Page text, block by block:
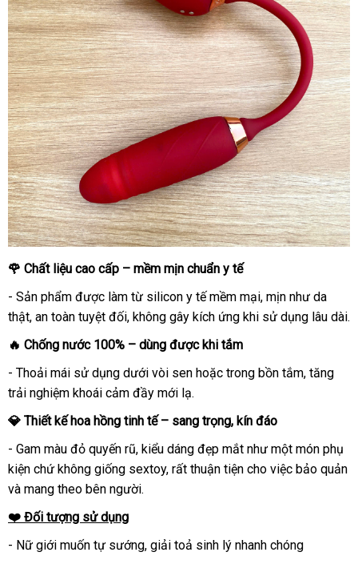
🌹 Chất liệu cao cấp – mềm mịn chuẩn y tế
- Sản phẩm được làm từ silicon y tế mềm mại, mịn như da
thật, an toàn tuyệt đối, không gây kích ứng khi sử dụng lâu dài.
🔥 Chống nước 100% – dùng được khi tắm
- Thoải mái sử dụng dưới vòi sen hoặc trong bồn tắm, tăng
trải nghiệm khoái cảm đầy mới lạ.
💎 Thiết kế hoa hồng tinh tế – sang trọng, kín đáo
- Gam màu đỏ quyến rũ, kiểu dáng đẹp mắt như một món phụ
kiện chứ không giống sextoy, rất thuận tiện cho việc bảo quản
và mang theo bên người.
❤️ Đối tượng sử dụng
- Nữ giới muốn tự sướng, giải toả sinh lý nhanh chóng